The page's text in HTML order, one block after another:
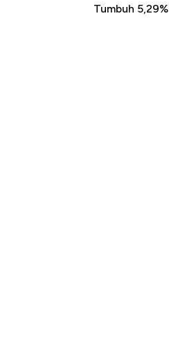
Tumbuh 5,29%